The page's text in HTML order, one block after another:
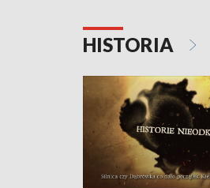
HISTORIA